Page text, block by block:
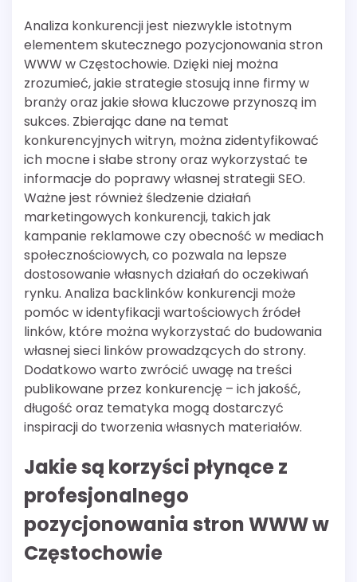
Analiza konkurencji jest niezwykle istotnym
elementem skutecznego pozycjonowania stron
WWW w Częstochowie. Dzięki niej można
zrozumieć, jakie strategie stosują inne firmy w
branży oraz jakie słowa kluczowe przynoszą im
sukces. Zbierając dane na temat
konkurencyjnych witryn, można zidentyfikować
ich mocne i słabe strony oraz wykorzystać te
informacje do poprawy własnej strategii SEO.
Ważne jest również śledzenie działań
marketingowych konkurencji, takich jak
kampanie reklamowe czy obecność w mediach
społecznościowych, co pozwala na lepsze
dostosowanie własnych działań do oczekiwań
rynku. Analiza backlinków konkurencji może
pomóc w identyfikacji wartościowych źródeł
linków, które można wykorzystać do budowania
własnej sieci linków prowadzących do strony.
Dodatkowo warto zwrócić uwagę na treści
publikowane przez konkurencję – ich jakość,
długość oraz tematyka mogą dostarczyć
inspiracji do tworzenia własnych materiałów.
Jakie są korzyści płynące z
profesjonalnego
pozycjonowania stron WWW w
Częstochowie